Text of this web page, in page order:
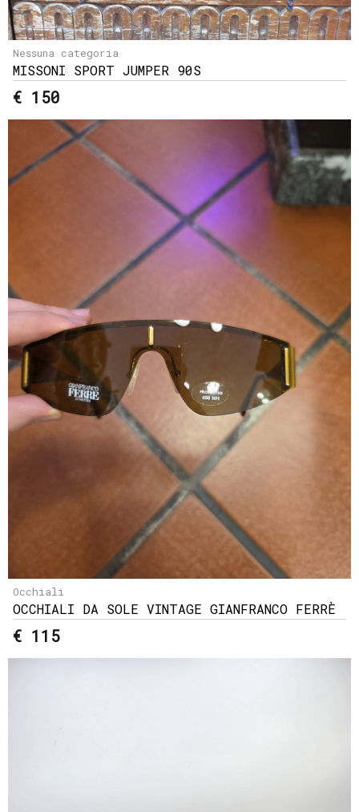
Nessuna categoria
MISSONI SPORT JUMPER 90S
€ 150
Occhiali
OCCHIALI DA SOLE VINTAGE GIANFRANCO FERRÈ
€ 115